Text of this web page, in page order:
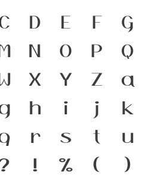
D E F G
N O P Q
X Y Z a
h i j k
r s t u
! % ( )
เครื่องมือสำ
ชาติดำรงอยู่ไ
อมตัวตนของ
ครื่องมือสำคัญ
งอยู่ได้ แบบตั
กระแสการเป